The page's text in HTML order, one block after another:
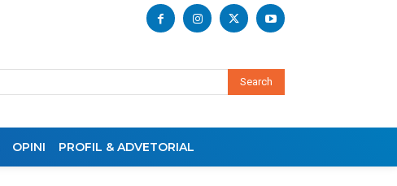
Search
OPINI PROFIL & ADVETORIAL